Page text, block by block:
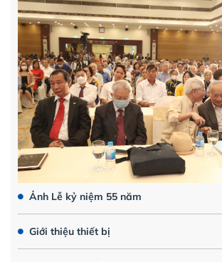
Ảnh Lễ kỷ niệm 55 năm
Giới thiệu thiết bị